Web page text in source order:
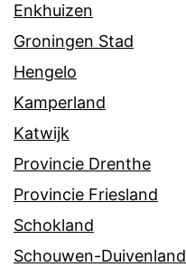
Enkhuizen
Groningen Stad
Hengelo
Kamperland
Katwijk
Provincie Drenthe
Provincie Friesland
Schokland
Schouwen-Duivenland